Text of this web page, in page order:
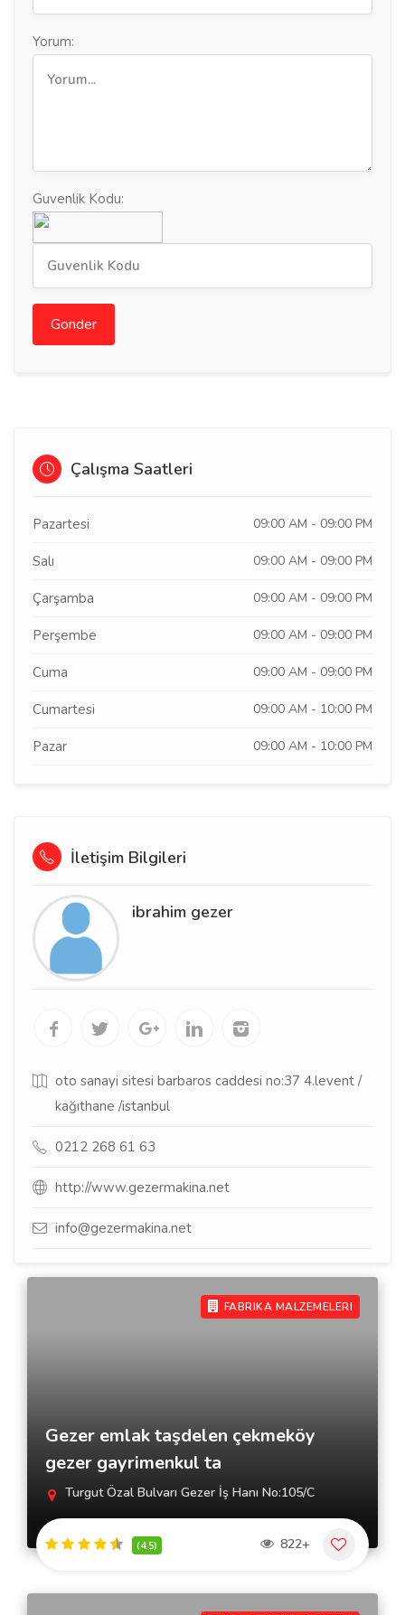
Yorum:
Guvenlik Kodu:
Gonder
Çalışma Saatleri
Pazartesi 09:00 AM - 09:00 PM
Salı 09:00 AM - 09:00 PM
Çarşamba 09:00 AM - 09:00 PM
Perşembe 09:00 AM - 09:00 PM
Cuma 09:00 AM - 09:00 PM
Cumartesi 09:00 AM - 10:00 PM
Pazar 09:00 AM - 10:00 PM
İletişim Bilgileri
ibrahim gezer
oto sanayi sitesi barbaros caddesi no:37 4.levent /
kağıthane /istanbul
0212 268 61 63
http://www.gezermakina.net
info@gezermakina.net
FABRIKA MALZEMELERI
Gezer emlak taşdelen çekmeköy
gezer gayrimenkul ta
Turgut Özal Bulvarı Gezer İş Hanı No:105/C
(4.5) 822+